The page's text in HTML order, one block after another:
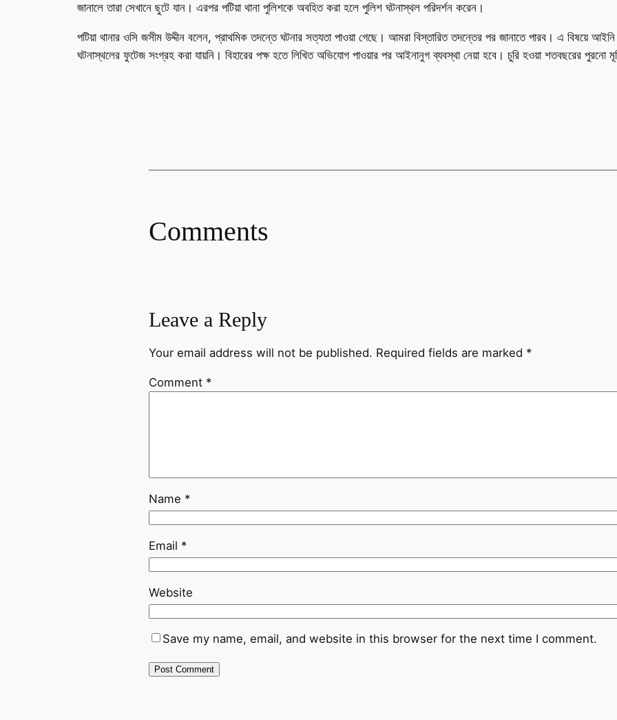
জানালে তারা সেখানে ছুটে যান। এরপর পটিয়া থানা পুলিশকে অবহিত করা হলে পুলিশ ঘটনাস্থল পরিদর্শন করেন।
পটিয়া থানার ওসি জসীম উদ্দীন বলেন, প্রাথমিক তদন্তে ঘটনার সত্যতা পাওয়া গেছে। আমরা বিস্তারিত তদন্তের পর জানাতে পারব। এ বিষয়ে আইনি
ঘটনাস্থলের ফুটেজ সংগ্রহ করা যায়নি। বিহারের পক্ষ হতে লিখিত অভিযোগ পাওয়ার পর আইনানুগ ব্যবস্থা নেয়া হবে। চুরি হওয়া শতবছরের পুরনো
Comments
Leave a Reply
Your email address will not be published. Required fields are marked *
Comment *
Name *
Email *
Website
Save my name, email, and website in this browser for the next time I comment.